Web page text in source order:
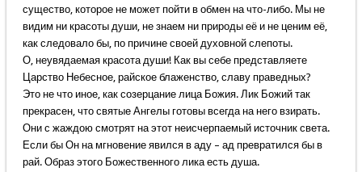
существо, которое не может пойти в обмен на что-либо. Мы не
видим ни красоты души, не знаем ни природы её и не ценим её,
как следовало бы, по причине своей духовной слепоты.
О, неувядаемая красота души! Как вы себе представляете
Царство Небесное, райское блаженство, славу праведных?
Это не что иное, как созерцание лица Божия. Лик Божий так
прекрасен, что святые Ангелы готовы всегда на него взирать.
Они с жаждою смотрят на этот неисчерпаемый источник света.
Если бы Он на мгновение явился в аду – ад превратился бы в
рай. Образ этого Божественного лика есть душа.